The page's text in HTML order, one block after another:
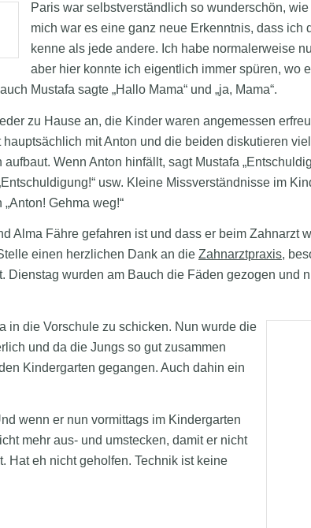
Paris war selbstverständlich so wunderschön,
mich war es eine ganz neue Erkenntnis, dass ich
kenne als jede andere. Ich habe normalerweise
aber hier konnte ich eigentlich immer spüren, wo
Mustafa sagte „Hallo Mama“ und „ja, Mama“.
zu Hause an, die Kinder waren angemessen
mit Anton und die beiden diskutieren
Wenn Anton hinfällt, sagt Mustafa
usw. Kleine Missverständnisse im
Gehma weg!“
Alma Fähre gefahren ist und dass er beim Zahnarzt
einen herzlichen Dank an die Zahnarztpraxis,
Dienstag wurden am Bauch die Fäden gezogen und
in die Vorschule zu schicken. Nun wurde die
und da die Jungs so gut zusammen
Kindergarten gegangen. Auch dahin ein
wenn er nun vormittags im Kindergarten
mehr aus- und umstecken, damit er nicht
Hat eh nicht geholfen. Technik ist keine